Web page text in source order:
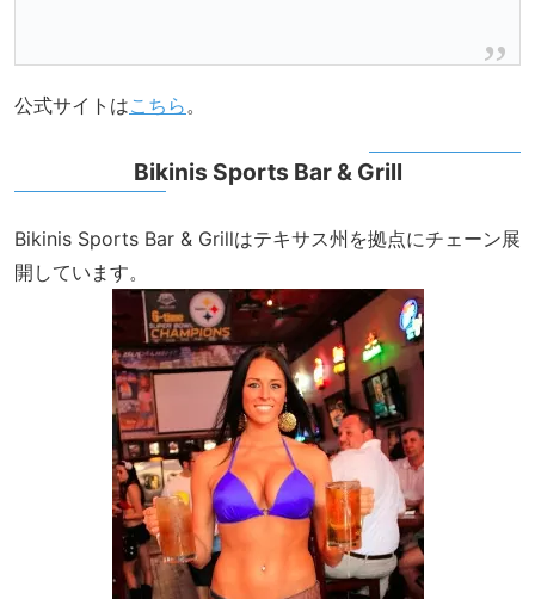
公式サイトはこちら 。
Bikinis Sports Bar & Grill
Bikinis Sports Bar & Grillはテキサス州を拠点にチェーン展
開しています。